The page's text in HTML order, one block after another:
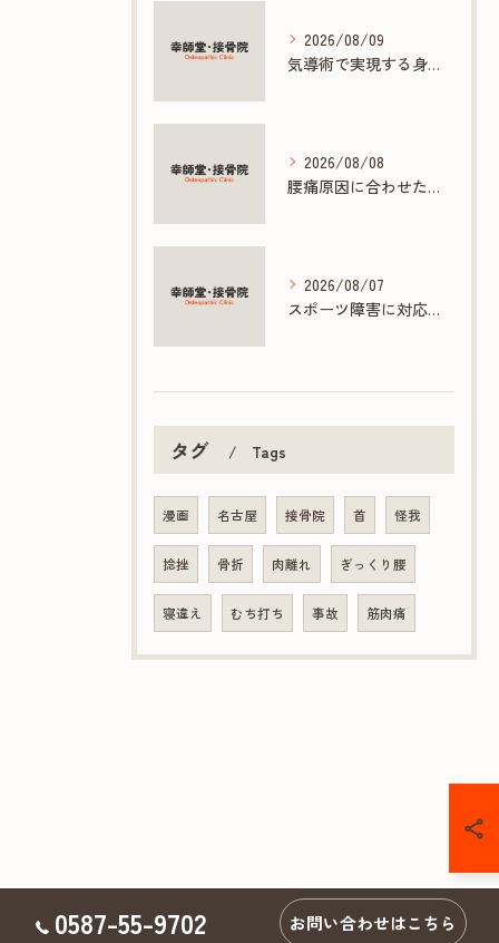
2026/08/09
気導術で実現する身体と心の根本ケアとは
2026/08/08
腰痛原因に合わせた接骨院の根本ケア方法
2026/08/07
スポーツ障害に対応する接骨院の専門施術とは
タグ Tags
漫画 名古屋 接骨院 首 怪我
捻挫 骨折 肉離れ ぎっくり腰
寝違え むち打ち 事故 筋肉痛
0587-55-9702 お問い合わせはこちら